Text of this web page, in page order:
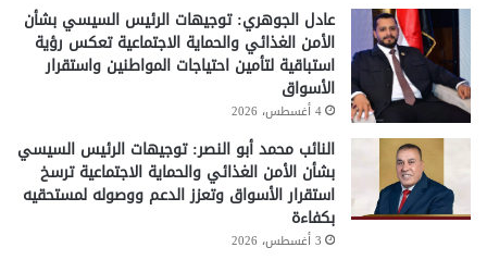
عادل الجوهري: توجيهات الرئيس السيسي بشأن
الأمن الغذائي والحماية الاجتماعية تعكس رؤية
استباقية لتأمين احتياجات المواطنين واستقرار
الأسواق
4 أغسطس، 2026
النائب محمد أبو النصر: توجيهات الرئيس السيسي
بشأن الأمن الغذائي والحماية الاجتماعية ترسخ
استقرار الأسواق وتعزز الدعم ووصوله لمستحقيه
بكفاءة
3 أغسطس، 2026